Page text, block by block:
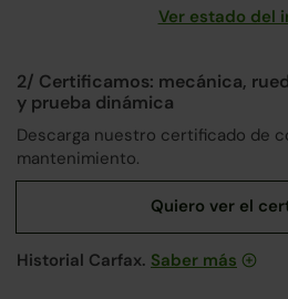
Ver estado del
2/ Certificamos: mecánica,
y prueba dinámica
Descarga nuestro certificado de
mantenimiento.
Historial Carfax. Saber más